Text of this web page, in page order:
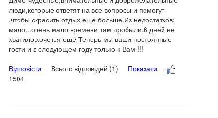
люди,которые ответят на все вопросы и помогут
,чтобы скрасить отдых еще больше.Из недостатков:
мало...очень мало времени там пробыли,6 дней не
хватило,хочется еще Теперь мы ваши постоянные
гости и в следующем году только к Вам !!!
Відповісти Всього відповідей (1) Показати
1504